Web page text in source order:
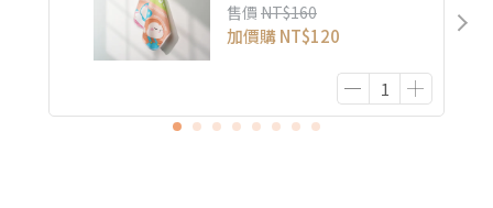
售價 NT$160
加價購NT$120